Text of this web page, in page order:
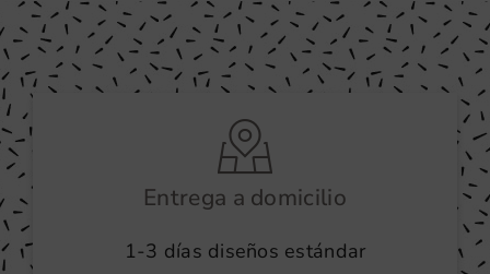
Entrega a domicilio
1-3 días diseños estándar